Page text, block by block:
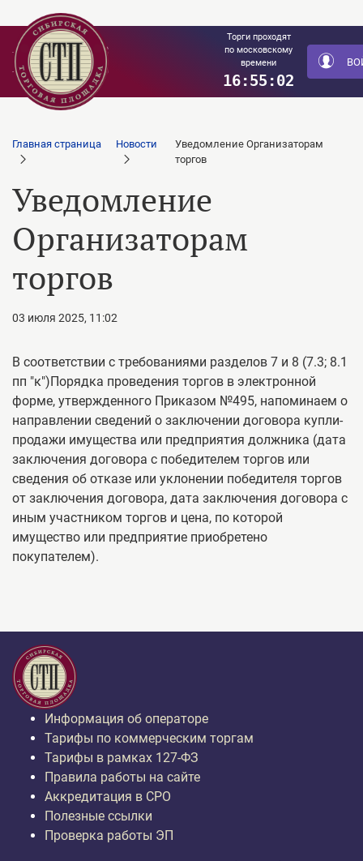
+79029848428
+79029849759
Торги проходят
по московскому
времени
16:55:02
Главная страница Новости
Уведомление Организаторам
торгов
Уведомление
Организаторам
торгов
03 июля 2025, 11:02
В соответствии с требованиями разделов 7 и 8 (7.3; 8.1
пп "к")Порядка проведения торгов в электронной
форме, утвержденного Приказом №495, напоминаем о
направлении сведений о заключении договора купли-
продажи имущества или предприятия должника (дата
заключения договора с победителем торгов или
сведения об отказе или уклонении победителя торгов
от заключения договора, дата заключения договора с
иным участником торгов и цена, по которой
имущество или предприятие приобретено
покупателем).
Информация об операторе
Тарифы по коммерческим торгам
Тарифы в рамках 127-ФЗ
Правила работы на сайте
Аккредитация в СРО
Полезные ссылки
Проверка работы ЭП